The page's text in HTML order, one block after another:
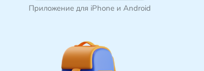
Приложение для iPhone и Android